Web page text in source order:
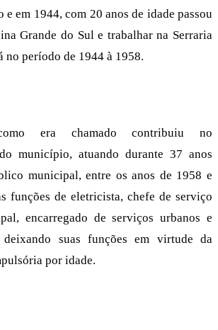
e em 1944, com 20 anos de idade passou
Grande do Sul e trabalhar na Serraria
no período de 1944 à 1958.
era chamado contribuiu no
município, atuando durante 37 anos
municipal, entre os anos de 1958 e
funções de eletricista, chefe de serviço
encarregado de serviços urbanos e
suas funções em virtude da
por idade.